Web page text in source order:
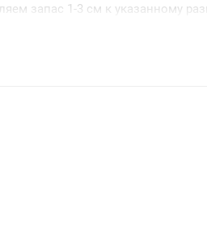
запас 1-3 см к указанному